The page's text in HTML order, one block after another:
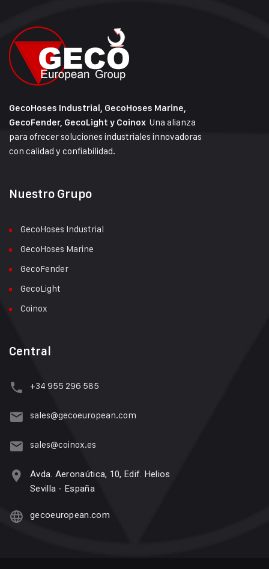
GecoHoses Industrial, GecoHoses Marine,
GecoFender, GecoLight y Coinox Una alianza
para ofrecer soluciones industriales innovadoras
con calidad y confiabilidad.
Nuestro Grupo
GecoHoses Industrial
GecoHoses Marine
GecoFender
GecoLight
Coinox
Central
+34 955 296 585
sales@gecoeuropean.com
sales@coinox.es
Avda. Aeronaútica, 10, Edif. Helios
Sevilla - España
gecoeuropean.com